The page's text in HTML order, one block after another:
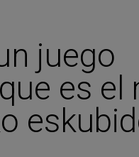
juego
es el